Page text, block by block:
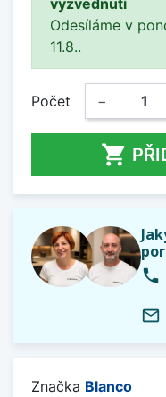
Odesíláme v
11.8..
Počet −

phone
mail_outline
Značka Blanco